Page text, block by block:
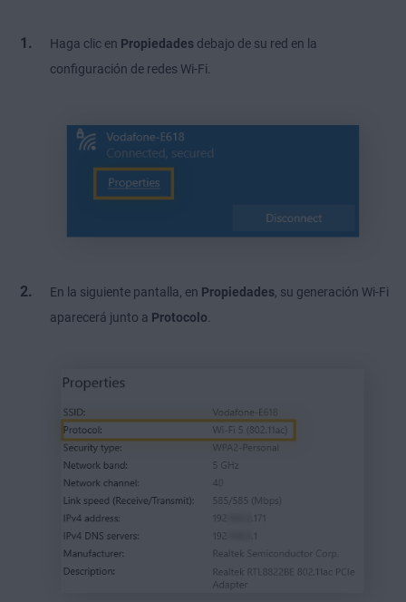
Haga clic en Propiedades debajo de su red en la
configuración de redes Wi-Fi.
En la siguiente pantalla, en Propiedades , su generación Wi-Fi
aparecerá junto a Protocolo